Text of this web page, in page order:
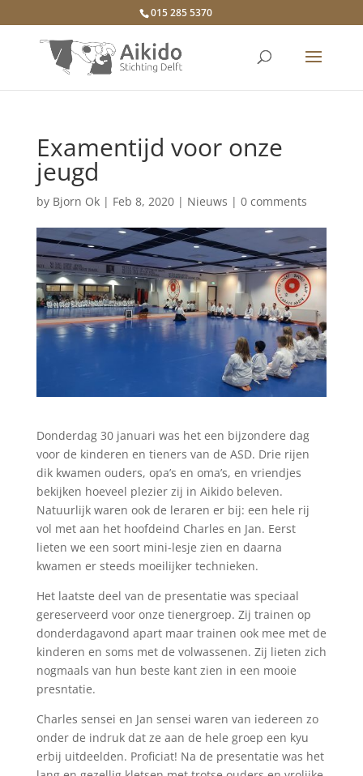
015 285 5370
Examentijd voor onze
jeugd
by Bjorn Ok| Feb 8, 2020| Nieuws | 0 comments
Donderdag 30 januari was het een bijzondere dag
voor de kinderen en tieners van de ASD. Drie rijen
dik kwamen ouders, opa’s en oma’s, en vriendjes
bekijken hoeveel plezier zij in Aikido beleven.
Natuurlijk waren ook de leraren er bij: een hele rij
vol met aan het hoofdeind Charles en Jan. Eerst
lieten we een soort mini-lesje zien en daarna
kwamen er steeds moeilijker technieken.
Het laatste deel van de presentatie was speciaal
gereserveerd voor onze tienergroep. Zij trainen op
donderdagavond apart maar trainen ook mee met de
kinderen en soms met de volwassenen. Zij lieten zich
nogmaals van hun beste kant zien in een mooie
presntatie.
Charles sensei en Jan sensei waren van iedereen zo
onder de indruk dat ze aan de hele groep een kyu
erbij uitdeelden. Proficiat! Na de presentatie was het